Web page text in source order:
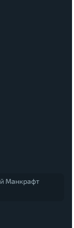
Манкрафт